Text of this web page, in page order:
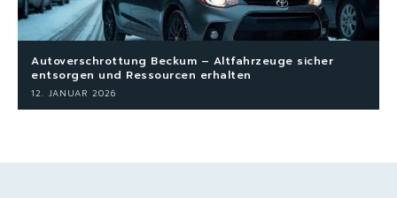
Autoverschrottung Beckum – Altfahrzeuge sicher
entsorgen und Ressourcen erhalten
12. JANUAR 2026